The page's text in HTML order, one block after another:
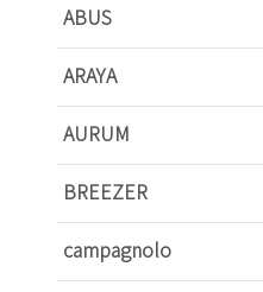
ABUS
ARAYA
AURUM
BREEZER
campagnolo